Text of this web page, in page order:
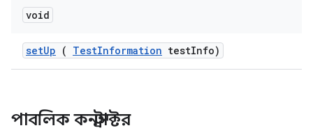
void
setUp ( TestInformation testInfo)
পাবলিক কনস্ট্রাক্টর